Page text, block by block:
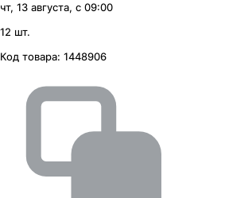
чт, 13 августа, с 09:00
12 шт.
Код товара: 1448906